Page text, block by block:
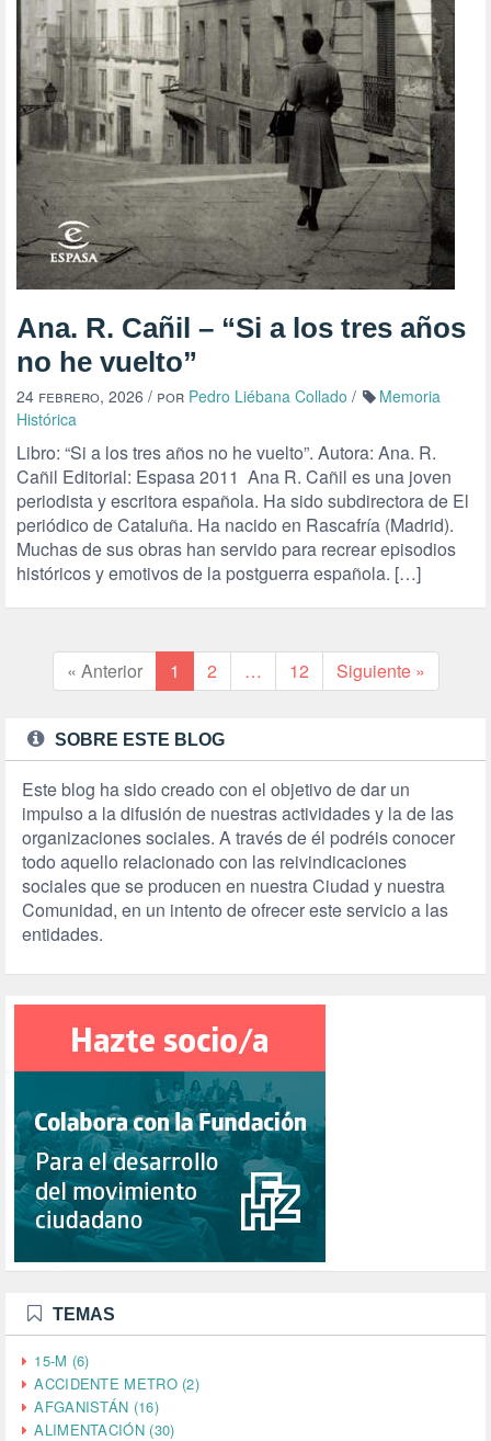
Ana. R. Cañil – “Si a los tres años
no he vuelto”
24 febrero, 2026 / por Pedro Liébana Collado /
Memoria
Histórica
Libro: “Si a los tres años no he vuelto”. Autora: Ana. R.
Cañil Editorial: Espasa 2011 Ana R. Cañil es una joven
periodista y escritora española. Ha sido subdirectora de El
periódico de Cataluña. Ha nacido en Rascafría (Madrid).
Muchas de sus obras han servido para recrear episodios
históricos y emotivos de la postguerra española. […]
« Anterior 1 2 … 12 Siguiente »
SOBRE ESTE BLOG
Este blog ha sido creado con el objetivo de dar un
impulso a la difusión de nuestras actividades y la de las
organizaciones sociales. A través de él podréis conocer
todo aquello relacionado con las reivindicaciones
sociales que se producen en nuestra Ciudad y nuestra
Comunidad, en un intento de ofrecer este servicio a las
entidades.
TEMAS
15-M (6)
ACCIDENTE METRO (2)
AFGANISTÁN (16)
ALIMENTACIÓN (30)